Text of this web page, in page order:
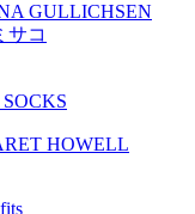
GULLICHSEN
サコ
HOWELL